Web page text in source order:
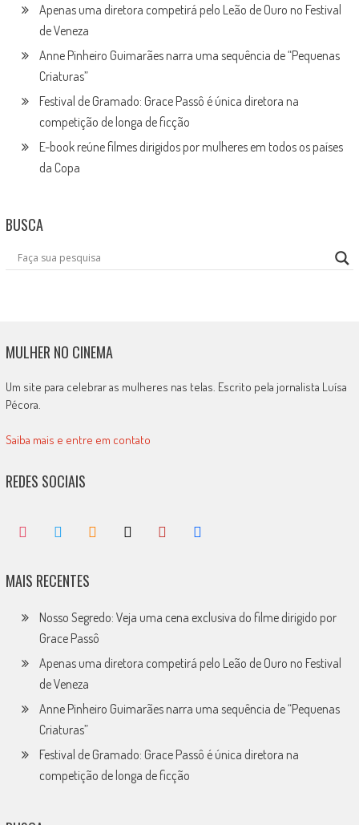
Apenas uma diretora competirá pelo Leão de Ouro no Festival
de Veneza
Anne Pinheiro Guimarães narra uma sequência de “Pequenas
Criaturas”
Festival de Gramado: Grace Passô é única diretora na
competição de longa de ficção
E-book reúne filmes dirigidos por mulheres em todos os países
da Copa
BUSCA
MULHER NO CINEMA
Um site para celebrar as mulheres nas telas. Escrito pela jornalista Luísa
Pécora.
Saiba mais e entre em contato
REDES SOCIAIS
MAIS RECENTES
Nosso Segredo: Veja uma cena exclusiva do filme dirigido por
Grace Passô
Apenas uma diretora competirá pelo Leão de Ouro no Festival
de Veneza
Anne Pinheiro Guimarães narra uma sequência de “Pequenas
Criaturas”
Festival de Gramado: Grace Passô é única diretora na
competição de longa de ficção